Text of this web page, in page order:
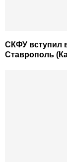
СКФУ вступил
Ставрополь